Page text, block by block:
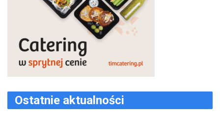
Ostatnie aktualności